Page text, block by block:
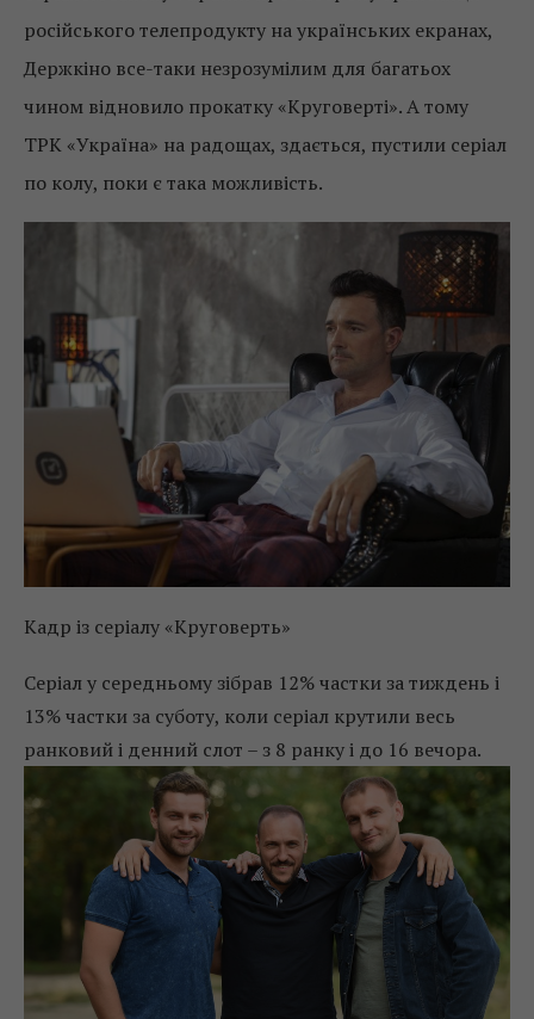
російського телепродукту на українських екранах,
Держкіно все-таки незрозумілим для багатьох
чином відновило прокатку «Круговерті». А тому
ТРК «Україна» на радощах, здається, пустили серіал
по колу, поки є така можливість.
Кадр із серіалу «Круговерть»
Серіал у середньому зібрав 12% частки за тиждень і
13% частки за суботу, коли серіал крутили весь
ранковий і денний слот – з 8 ранку і до 16 вечора.